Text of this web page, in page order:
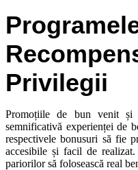
Privilegii
Promoțiile de bun venit și
semnificativă experienței de
respectivele bonusuri să fie
accesibile și facil de
pariorilor să folosească real